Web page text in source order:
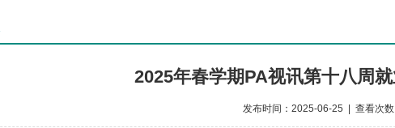
2025年春学期PA视讯第十八周
发布时间：2025-06-25 | 查看次